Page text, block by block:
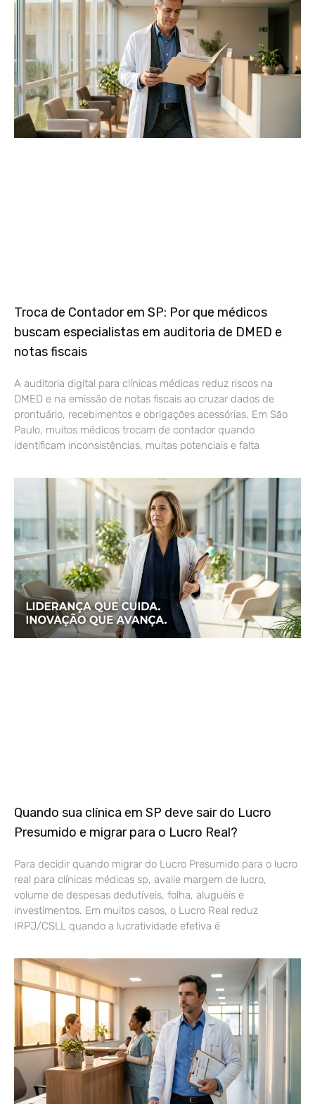
Troca de Contador em SP: Por que médicos
buscam especialistas em auditoria de DMED e
notas fiscais
A auditoria digital para clínicas médicas reduz riscos na
DMED e na emissão de notas fiscais ao cruzar dados de
prontuário, recebimentos e obrigações acessórias. Em São
Paulo, muitos médicos trocam de contador quando
identificam inconsistências, multas potenciais e falta
Quando sua clínica em SP deve sair do Lucro
Presumido e migrar para o Lucro Real?
Para decidir quando migrar do Lucro Presumido para o lucro
real para clínicas médicas sp, avalie margem de lucro,
volume de despesas dedutíveis, folha, aluguéis e
investimentos. Em muitos casos, o Lucro Real reduz
IRPJ/CSLL quando a lucratividade efetiva é